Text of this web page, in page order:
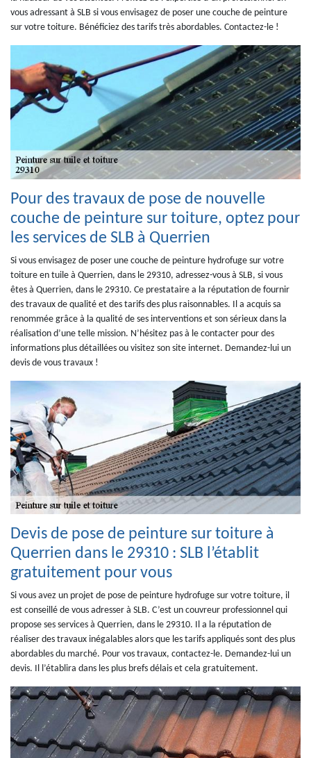
vous adressant à SLB si vous envisagez de poser une couche de peinture
sur votre toiture. Bénéficiez des tarifs très abordables. Contactez-le !
Pour des travaux de pose de nouvelle
couche de peinture sur toiture, optez pour
les services de SLB à Querrien
Si vous envisagez de poser une couche de peinture hydrofuge sur votre
toiture en tuile à Querrien, dans le 29310, adressez-vous à SLB, si vous
êtes à Querrien, dans le 29310. Ce prestataire a la réputation de fournir
des travaux de qualité et des tarifs des plus raisonnables. Il a acquis sa
renommée grâce à la qualité de ses interventions et son sérieux dans la
réalisation d’une telle mission. N’hésitez pas à le contacter pour des
informations plus détaillées ou visitez son site internet. Demandez-lui un
devis de vous travaux !
Devis de pose de peinture sur toiture à
Querrien dans le 29310 : SLB l’établit
gratuitement pour vous
Si vous avez un projet de pose de peinture hydrofuge sur votre toiture, il
est conseillé de vous adresser à SLB. C’est un couvreur professionnel qui
propose ses services à Querrien, dans le 29310. Il a la réputation de
réaliser des travaux inégalables alors que les tarifs appliqués sont des plus
abordables du marché. Pour vos travaux, contactez-le. Demandez-lui un
devis. Il l’établira dans les plus brefs délais et cela gratuitement.